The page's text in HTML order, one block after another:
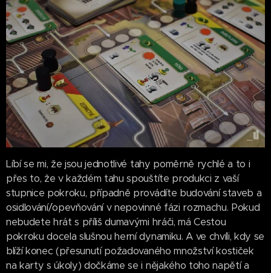
Líbí se mi, že jsou jednotlivé tahy poměrně rychlé a to i
přes to, že v každém tahu spouštíte produkci z vaší
stupnice pokroku, případně provádíte budování staveb a
osidlování/opevňování v nepovinné fázi rozmachu. Pokud
nebudete hrát s příliš dumavými hráči, má Cestou
pokroku docela slušnou herní dynamiku. A ve chvíli, kdy se
blíží konec (přesunutí požadovaného množství kostiček
na karty s úkoly) dočkáme se i nějakého toho napětí a